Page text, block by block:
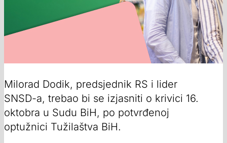
Milorad Dodik, predsjednik RS i lider
SNSD-a, trebao bi se izjasniti o krivici 16.
oktobra u Sudu BiH, po potvrđenoj
optužnici Tužilaštva BiH.